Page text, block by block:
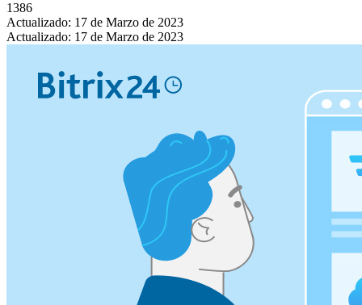
1386
Actualizado: 17 de Marzo de 2023
Actualizado: 17 de Marzo de 2023